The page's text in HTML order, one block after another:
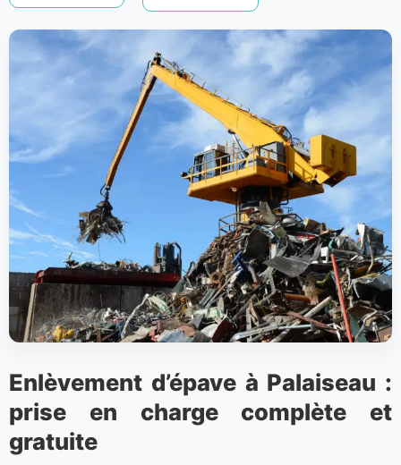
Enlèvement d’épave à Palaiseau :
prise en charge complète et
gratuite